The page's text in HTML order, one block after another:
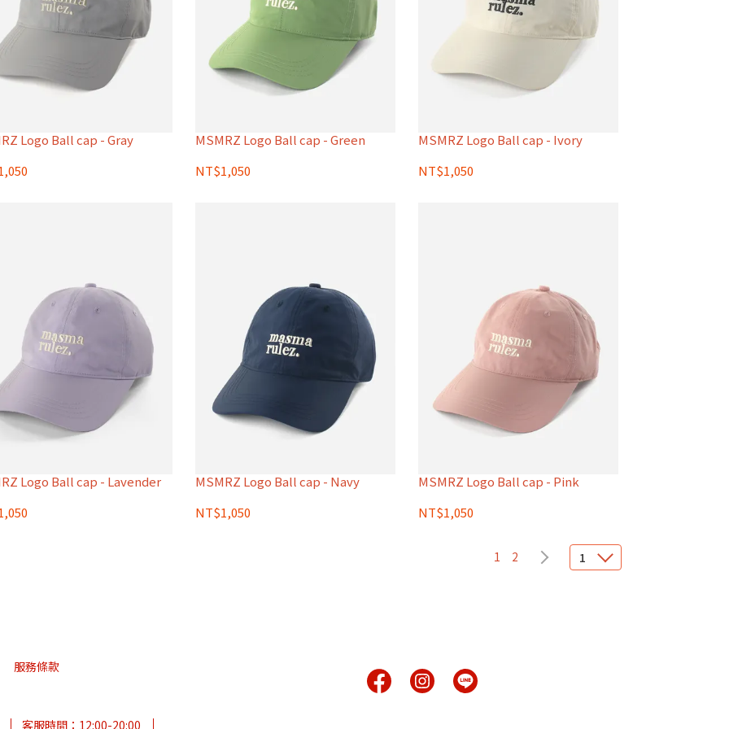
Logo Ball cap - Gray
MSMRZ Logo Ball cap - Green
NT$1,050
MSMRZ Logo Ball cap - Ivory
NT$1,050
Logo Ball cap - Lavender
MSMRZ Logo Ball cap - Navy
NT$1,050
MSMRZ Logo Ball cap - Pink
NT$1,050
1 2 1
服務條款
客服時間：12:00-20:00